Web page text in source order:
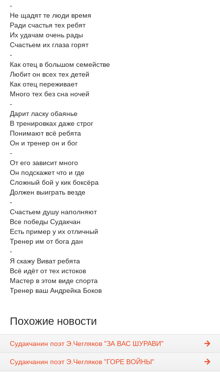
-
Не щадят те люди время
Ради счастья тех ребят
Их удачам очень рады
Счастьем их глаза горят
-
Как отец в большом семействе
Любит он всех тех детей
Как отец переживает
Много тех без сна ночей
-
Дарит ласку обаянье
В тренировках даже строг
Понимают всё ребята
Он и тренер он и бог
-
От его зависит много
Он подскажет что и где
Сложный бой у кик боксёра
Должен выиграть везде
-
Счастьем душу наполняют
Все победы Судакчан
Есть пример у их отличный
Тренер им от бога дан
-
Я скажу Виват ребята
Всё идёт от тех истоков
Мастер в этом виде спорта
Тренер ваш Андрейка Боков
Похожие новости
Судакчанин поэт Э.Чегляков "ЗА ВАС ШУРАВИ"
Судакчанин поэт Э.Чегляков "ГОРЕ ВОЙНЫ"